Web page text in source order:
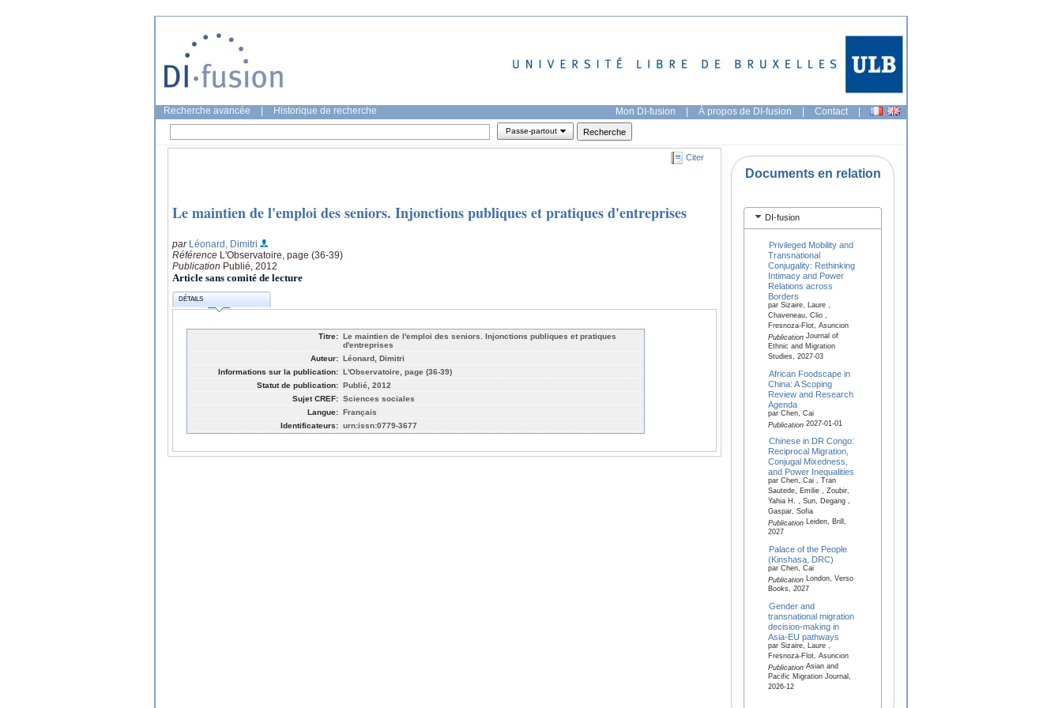
Recherche avancée Historique de recherche Mon DI-fusion | À propos de DI-fusion | Contact |
Passe-partout
Citer
Le maintien de l'emploi des seniors. Injonctions publiques et pratiques d'entreprises
par Léonard, Dimitri
Référence L'Observatoire, page (36-39)
Publication Publié, 2012
Article sans comité de lecture
DÉTAILS
Titre: Le maintien de l'emploi des seniors. Injonctions publiques et pratiques
d'entreprises
Auteur: Léonard, Dimitri
Informations sur la publication: L'Observatoire, page (36-39)
Statut de publication: Publié, 2012
Sujet CREF: Sciences sociales
Langue: Français
Identificateurs: urn:issn:0779-3677
Documents en relation
DI-fusion
Privileged Mobility and
Transnational
Conjugality: Rethinking
Intimacy and Power
Relations across
Borders
par Sizaire, Laure ,
Chaveneau, Clio ,
Fresnoza-Flot, Asuncion
PublicationJournal of
Ethnic and Migration
Studies, 2027-03
African Foodscape in
China: A Scoping
Review and Research
Agenda
par Chen, Cai
Publication2027-01-01
Chinese in DR Congo:
Reciprocal Migration,
Conjugal Mixedness,
and Power Inequalities
par Chen, Cai , Tran
Sautede, Emilie , Zoubir,
Yahia H. , Sun, Degang ,
Gaspar, Sofia
PublicationLeiden, Brill,
2027
Palace of the People
(Kinshasa, DRC)
par Chen, Cai
PublicationLondon, Verso
Books, 2027
Gender and
transnational migration
decision-making in
Asia-EU pathways
par Sizaire, Laure ,
Fresnoza-Flot, Asuncion
PublicationAsian and
Pacific Migration Journal,
2026-12